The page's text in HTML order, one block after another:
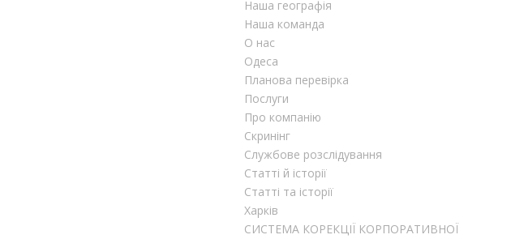
Наша географія
Наша команда
О нас
Одеса
Планова перевірка
Послуги
Про компанію
Скринінг
Службове розслідування
Статті й історії
Статті та історії
Харків
CИСТЕМА КОРЕКЦІЇ КОРПОРАТИВНОЇ